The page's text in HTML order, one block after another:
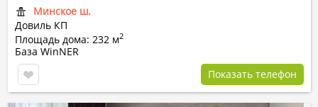
Минское ш.
Довиль КП
Площадь дома: 232 м2
База WinNER
Показать телефон